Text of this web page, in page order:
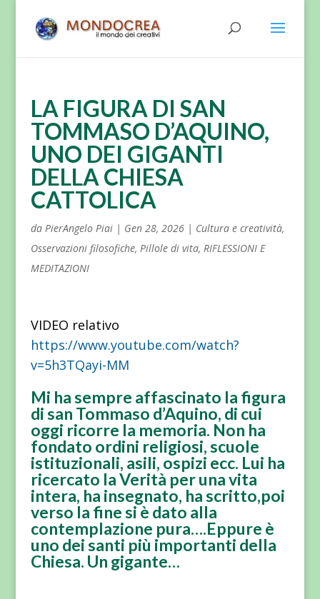
LA FIGURA DI SAN
TOMMASO D’AQUINO,
UNO DEI GIGANTI
DELLA CHIESA
CATTOLICA
da PierAngelo Piai| Gen 28, 2026| Cultura e creatività,
Osservazioni filosofiche, Pillole di vita, RIFLESSIONI E
MEDITAZIONI
VIDEO relativo
https://www.youtube.com/watch?
v=5h3TQayi-MM
Mi ha sempre affascinato la figura
di san Tommaso d’Aquino, di cui
oggi ricorre la memoria. Non ha
fondato ordini religiosi, scuole
istituzionali, asili, ospizi ecc. Lui ha
ricercato la Verità per una vita
intera, ha insegnato, ha scritto,poi
verso la fine si è dato alla
contemplazione pura….Eppure è
uno dei santi più importanti della
Chiesa. Un gigante…